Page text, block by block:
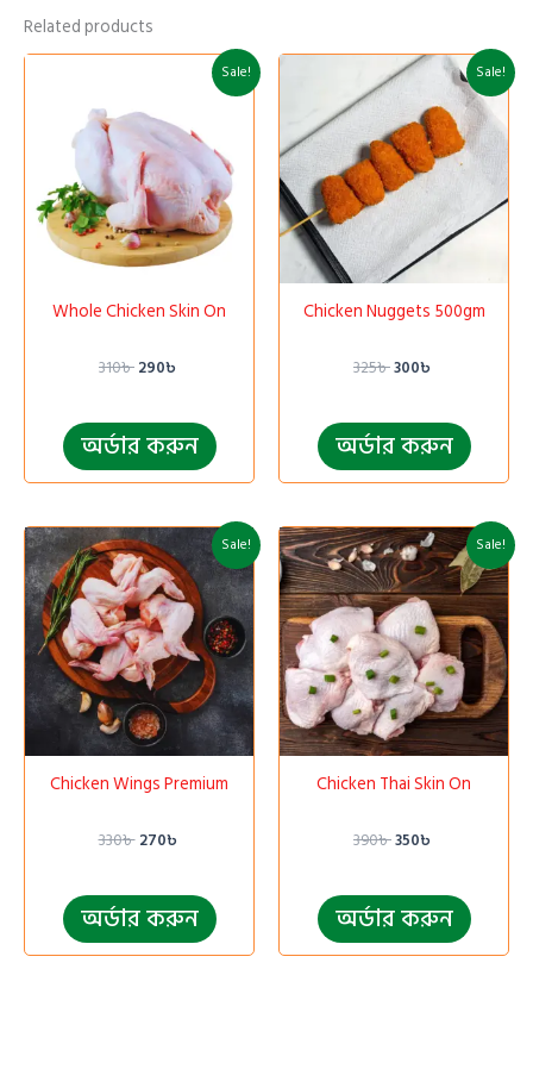
Related products
Sale!
Whole Chicken Skin On
310৳
Original
310৳ .
290৳
Current
price
290৳ .
অর্ডার করুন
Sale!
Chicken Nuggets 500gm
325৳
Original
price
was:
325৳ .
300৳
Current
price
is:
300৳ .
অর্ডার করুন
Sale!
Chicken Wings Premium
330৳
Original
price
was:
330৳ .
270৳
Current
price
is:
270৳ .
অর্ডার করুন
Sale!
Chicken Thai Skin On
390৳
Original
price
was:
390৳ .
350৳
Current
price
is:
350৳ .
অর্ডার করুন